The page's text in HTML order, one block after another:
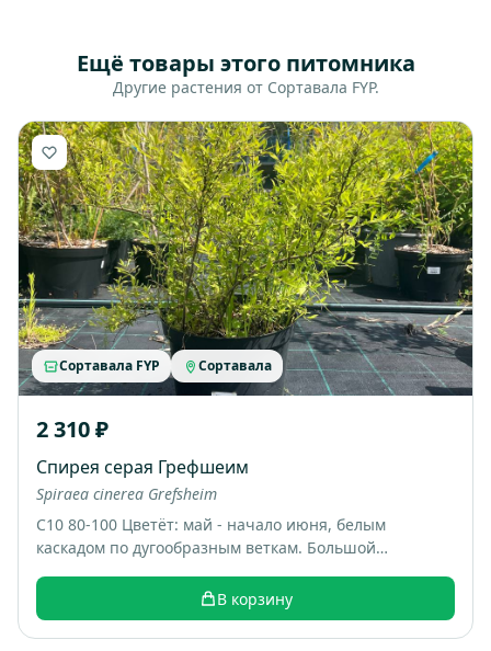
Ещё товары этого питомника
Другие растения от Сортавала FYP.
Сортавала FYP Сортавала
2 310 ₽
Спирея серая Грефшеим
Spiraea cinerea Grefsheim
С10 80-100 Цветёт: май - начало июня, белым
каскадом по дугообразным веткам. Большой
цветами, выглядит как “белый фонтан”. Итоговый
размер: примерно 1,5-2 м высотой и шириной.
В корзину